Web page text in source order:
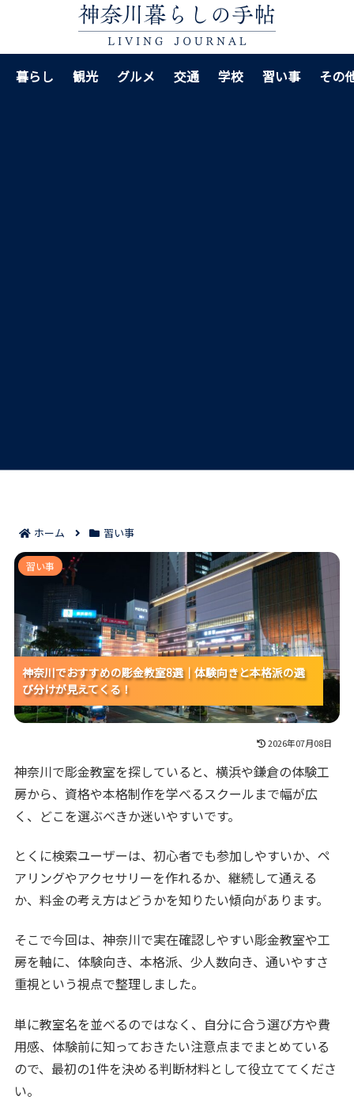
暮らし 観光 グルメ 交通 学校 習い事 その
ホーム 習い事
神奈川でおすすめの彫金教室8選｜体験向きと本格派の
選び分けが見えてくる！
神奈川でおすすめの彫金教室8選｜体験向きと本格派の選
び分けが見えてくる！
神奈川でおすすめの彫金教室8選｜体験向きと本格派の選
び分けが見えてくる！
神奈川でおすすめの彫金教室8選｜体験向きと本格派の選
び分けが見えてくる！
習い事
2026年07月08日
神奈川で彫金教室を探していると、横浜や鎌倉の体験工
房から、資格や本格制作を学べるスクールまで幅が広
く、どこを選ぶべきか迷いやすいです。
とくに検索ユーザーは、初心者でも参加しやすいか、ペ
アリングやアクセサリーを作れるか、継続して通える
か、料金の考え方はどうかを知りたい傾向があります。
そこで今回は、神奈川で実在確認しやすい彫金教室や工
房を軸に、体験向き、本格派、少人数向き、通いやすさ
重視という視点で整理しました。
単に教室名を並べるのではなく、自分に合う選び方や費
用感、体験前に知っておきたい注意点までまとめている
ので、最初の1件を決める判断材料として役立ててくださ
い。